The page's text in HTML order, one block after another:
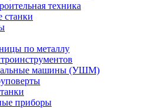
техника
станки
по металлу
машины (УШМ)
приборы